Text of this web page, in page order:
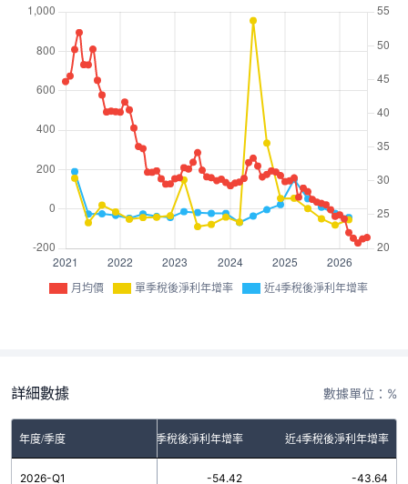
月均價 單季稅後淨利年增率 近4季稅後淨利年增率
詳細數據 數據單位：%
年度/季度 單季稅後淨利年增率 近4季稅後淨利年增率
2026-Q1 -54.42 -43.64